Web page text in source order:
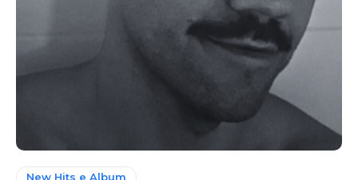
New Hits e Album